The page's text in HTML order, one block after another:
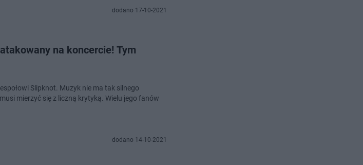
dodano 17-10-2021
na koncercie! Tym
Slipknot. Muzyk nie ma tak silnego
mierzyć się z liczną krytyką. Wielu jego fanów
dodano 14-10-2021